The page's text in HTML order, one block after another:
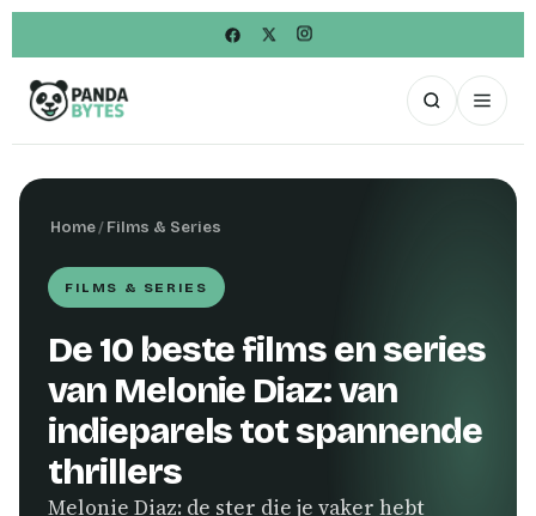
Home/Films & Series
FILMS & SERIES
De 10 beste films en series
van Melonie Diaz: van
indieparels tot spannende
thrillers
Melonie Diaz: de ster die je vaker hebt